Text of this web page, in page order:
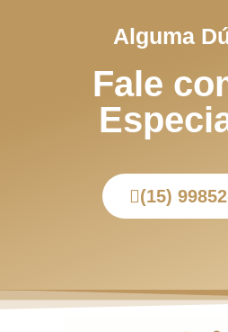
Alguma
Fale
(15)